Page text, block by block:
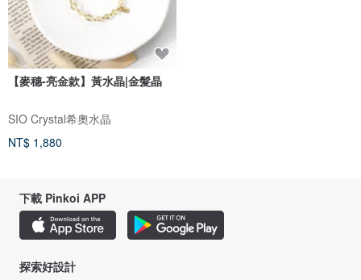
【麥穗-亮金款】黃水晶|金髮晶
SIO Crystal希奧水晶
NT$ 1,880
下載 Pinkoi APP
探索好設計